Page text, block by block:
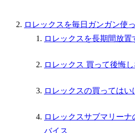
ロレックスを毎日ガンガン使
ロレックスを長期間放置
ロレックス 買って後悔
ロレックスの買ってはい
ロレックスサブマリー
バイス